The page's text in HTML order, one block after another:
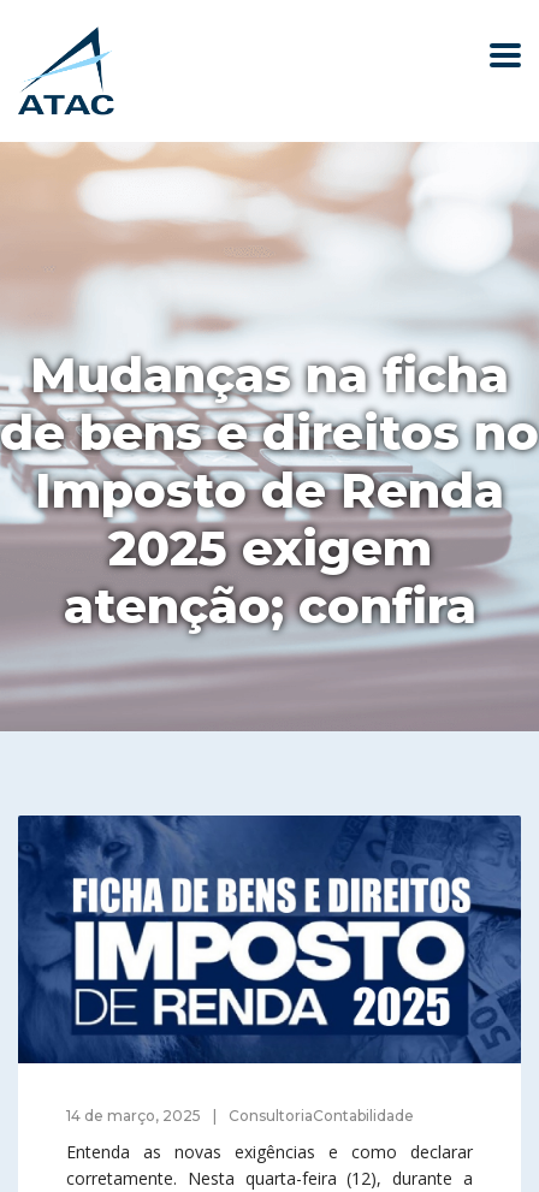
Mudanças na ficha
de bens e direitos no
Imposto de Renda
2025 exigem
atenção; confira
14 de março, 2025 ConsultoriaContabilidade
Entenda as novas exigências e como declarar
corretamente. Nesta quarta-feira (12), durante a